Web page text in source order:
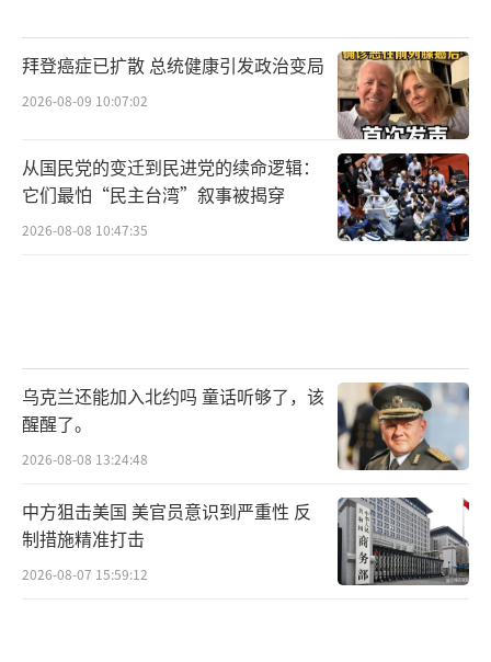
拜登癌症已扩散 总统健康引发政治变局
2026-08-09 10:07:02
从国民党的变迁到民进党的续命逻辑：
它们最怕“民主台湾”叙事被揭穿
2026-08-08 10:47:35
乌克兰还能加入北约吗 童话听够了，该
醒醒了。
2026-08-08 13:24:48
中方狙击美国 美官员意识到严重性 反
制措施精准打击
2026-08-07 15:59:12